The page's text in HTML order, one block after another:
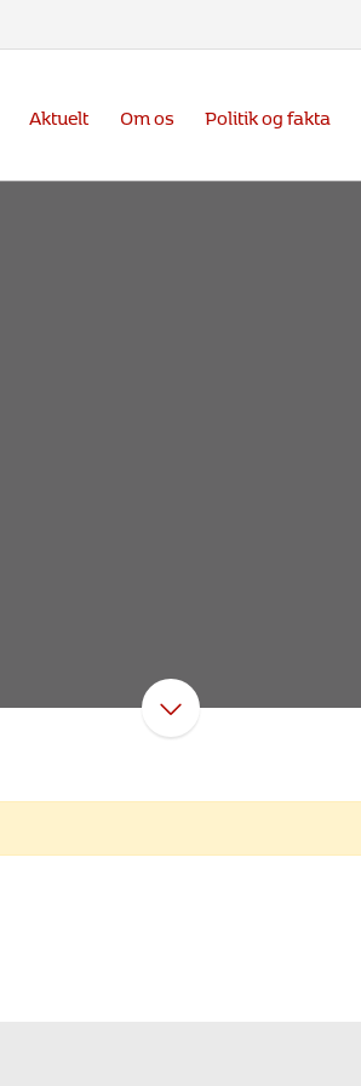
Aktuelt Om os Politik og fakta